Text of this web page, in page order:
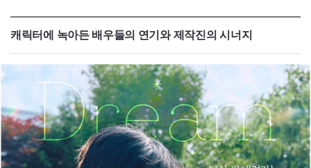
캐릭터에 녹아든 배우들의 연기와 제작진의 시너지